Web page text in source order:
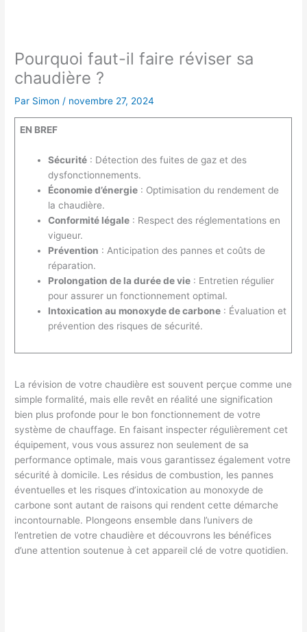
Pourquoi faut-il faire réviser sa
chaudière ?
Par Simon/ novembre 27, 2024
EN BREF
Sécurité: Détection des fuites de gaz et des
dysfonctionnements.
Économie d’énergie: Optimisation du rendement de
la chaudière.
Conformité légale: Respect des réglementations en
vigueur.
Prévention : Anticipation des pannes et coûts de
réparation.
Prolongation de la durée de vie: Entretien régulier
pour assurer un fonctionnement optimal.
Intoxication au monoxyde de carbone: Évaluation et
prévention des risques de sécurité.
La révision de votre chaudière est souvent perçue comme une
simple formalité, mais elle revêt en réalité une signification
bien plus profonde pour le bon fonctionnement de votre
système de chauffage. En faisant inspecter régulièrement cet
équipement, vous vous assurez non seulement de sa
performance optimale, mais vous garantissez également votre
sécurité à domicile. Les résidus de combustion, les pannes
éventuelles et les risques d’intoxication au monoxyde de
carbone sont autant de raisons qui rendent cette démarche
incontournable. Plongeons ensemble dans l’univers de
l’entretien de votre chaudière et découvrons les bénéfices
d’une attention soutenue à cet appareil clé de votre quotidien.